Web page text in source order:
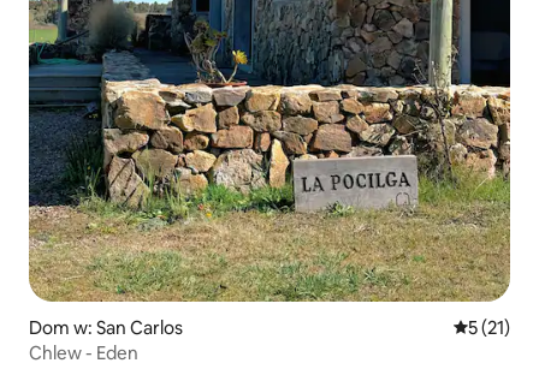
Dom w: San Carlos Średnia
5 (21)
Chlew - Eden